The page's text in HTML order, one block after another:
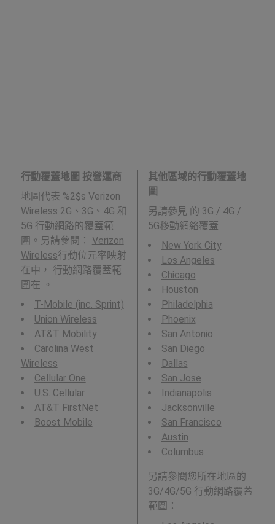
行動覆蓋地圖 按營運商
地圖代表 %2$s Verizon
Wireless 2G、3G、4G 和
5G 行動網路的覆蓋範
圍。另請參閱： Verizon
Wireless行動位元率映射
在中， 行動網路覆蓋範
圍在 。
T-Mobile (inc. Sprint)
Union Wireless
AT&T Mobility
Carolina West
Wireless
Cellular One
U.S. Cellular
AT&T FirstNet
Boost Mobile
其他區域的行動覆蓋地
圖
另請參見 的 3G / 4G /
5G移動網絡覆蓋 :
New York City
Los Angeles
Chicago
Houston
Philadelphia
Phoenix
San Antonio
San Diego
Dallas
San Jose
Indianapolis
Jacksonville
San Francisco
Austin
Columbus
另請參閱您所在地區的
3G/4G/5G 行動網路覆蓋
範圍：